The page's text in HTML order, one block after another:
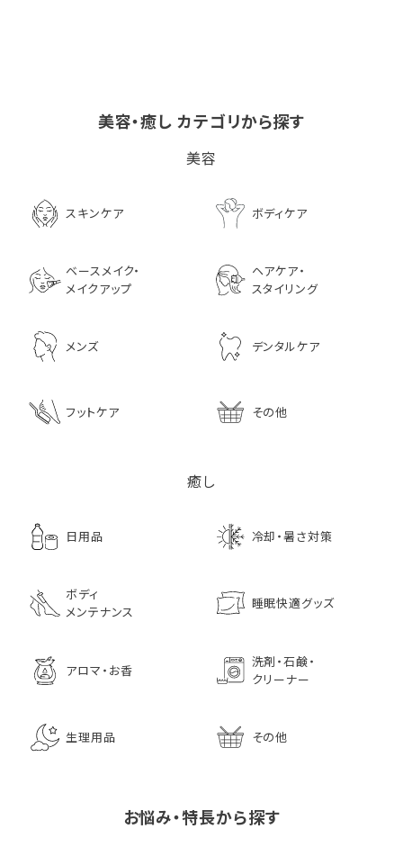
LPLP（ルプルプ） エッ
センスカラートリートメン
美容・癒し カテゴリから探す
美容
スキンケア ボディケア
ベースメイク・
メイクアップ
ヘアケア・
スタイリング
メンズ デンタルケア
フットケア その他
癒し
日用品 冷却・暑さ対策
ボディ
メンテナンス
睡眠快適グッズ
アロマ・お香
洗剤・石鹸・
クリーナー
生理用品 その他
お悩み・特長から探す